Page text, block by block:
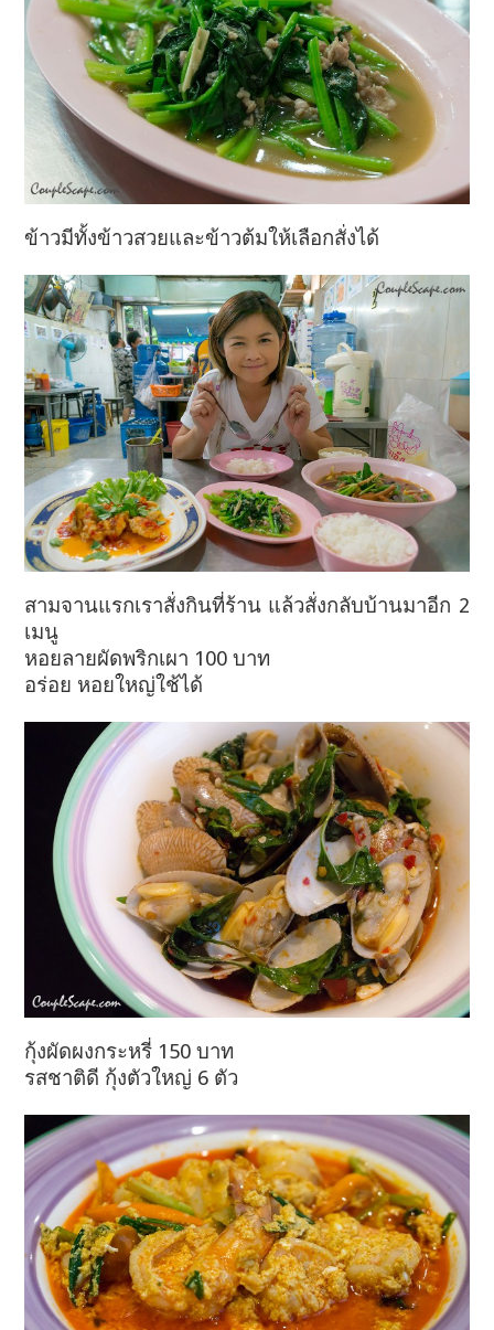
ข้าวมีทั้งข้าวสวยและข้าวต้มให้เลือกสั่งได้
สามจานแรกเราสั่งกินที่ร้าน แล้วสั่งกลับบ้านมาอีก 2
เมนู
หอยลายผัดพริกเผา 100 บาท
อร่อย หอยใหญ่ใช้ได้
กุ้งผัดผงกระหรี่ 150 บาท
รสชาติดี กุ้งตัวใหญ่ 6 ตัว